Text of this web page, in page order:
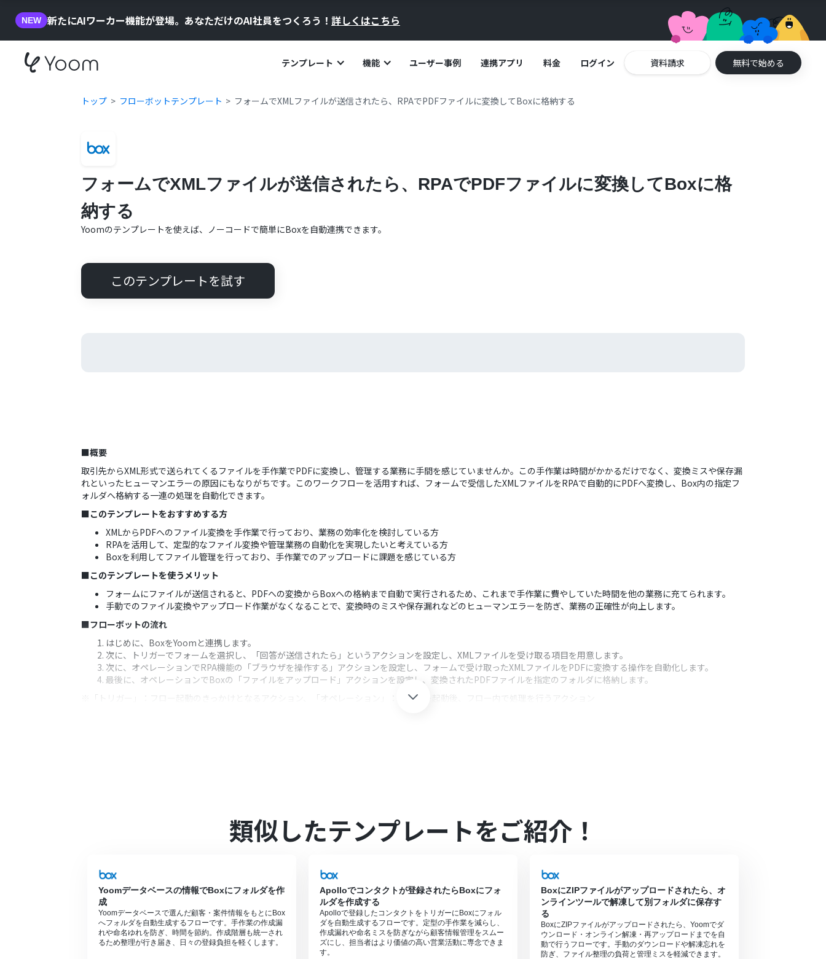
NEW 新たにAIワーカー機能が登場。あなただけのAI社員をつくろう！ 詳しくはこちら
テンプレート 機能 ユーザー事例 連携アプリ 料金 ログイン 資料請求 無料で始める
トップ フローボットテンプレート フォームでXMLファイルが送信されたら、RPAでPDFファイルに変換してBoxに格納する
フォームでXMLファイルが送信されたら、RPAでPDFファイルに変換してBoxに格
納する
Yoomのテンプレートを使えば、ノーコードで簡単にBoxを自動連携できます。
このテンプレートを試す
■概要
取引先からXML形式で送られてくるファイルを手作業でPDFに変換し、管理する業務に手間を感じていませんか。この手作業は時間がかかるだけでなく、変換ミスや保存漏
れといったヒューマンエラーの原因にもなりがちです。このワークフローを活用すれば、フォームで受信したXMLファイルをRPAで自動的にPDFへ変換し、Box内の指定フ
ォルダへ格納する一連の処理を自動化できます。
■このテンプレートをおすすめする方
XMLからPDFへのファイル変換を手作業で行っており、業務の効率化を検討している方
RPAを活用して、定型的なファイル変換や管理業務の自動化を実現したいと考えている方
Boxを利用してファイル管理を行っており、手作業でのアップロードに課題を感じている方
■このテンプレートを使うメリット
フォームにファイルが送信されると、PDFへの変換からBoxへの格納まで自動で実行されるため、これまで手作業に費やしていた時間を他の業務に充てられます。
手動でのファイル変換やアップロード作業がなくなることで、変換時のミスや保存漏れなどのヒューマンエラーを防ぎ、業務の正確性が向上します。
■フローボットの流れ
はじめに、BoxをYoomと連携します。
次に、トリガーでフォームを選択し、「回答が送信されたら」というアクションを設定し、XMLファイルを受け取る項目を用意します。
次に、オペレーションでRPA機能の「ブラウザを操作する」アクションを設定し、フォームで受け取ったXMLファイルをPDFに変換する操作を自動化します。
最後に、オペレーションでBoxの「ファイルをアップロード」アクションを設定し、変換されたPDFファイルを指定のフォルダに格納します。
※「トリガー」：フロー起動のきっかけとなるアクション、「オペレーション」：トリガー起動後、フロー内で処理を行うアクション
プランによって最短の起動間隔が異なりますので、ご注意ください。
ダウンロード可能なファイル容量は最大300MBまでです。アプリの仕様によっては300MB未満になる可能性があるので、ご注意ください。
トリガー、各オペレーションでの取り扱い可能なファイル容量の詳細は下記を参照ください。
https://intercom.help/yoom/ja/articles/9413924
るフローボットのオペレーションはエラーとなりますので、ご注意ください。
サクセスプランなどの有料プランは、2週間の無料トライアルを行うことが可能です。無料トライアル中には制限対象のアプリやブラウザを操作するオペレーション
を使用することができます。
ブラウザを操作するオペレーションの設定方法は下記をご参照ください。
https://intercom.help/yoom/ja/articles/9099691
類似したテンプレートをご紹介！
Yoomデータベースの情報でBoxにフォルダを作
成
Yoomデータベースで選んだ顧客・案件情報をもとにBox
へフォルダを自動生成するフローです。手作業の作成漏
れや命名ゆれを防ぎ、時間を節約。作成階層も統一され
るため整理が行き届き、日々の登録負担を軽くします。
Apolloでコンタクトが登録されたらBoxにフォ
ルダを作成する
Apolloで登録したコンタクトをトリガーにBoxにフォル
ダを自動生成するフローです。定型の手作業を減らし、
作成漏れや命名ミスを防ぎながら顧客情報管理をスムー
ズにし、担当者はより価値の高い営業活動に専念できま
す。
BoxにZIPファイルがアップロードされたら、オ
ンラインツールで解凍して別フォルダに保存す
る
BoxにZIPファイルがアップロードされたら、Yoomでダ
ウンロード・オンライン解凍・再アップロードまでを自
動で行うフローです。手動のダウンロードや解凍忘れを
防ぎ、ファイル整理の負荷と管理ミスを軽減できます。